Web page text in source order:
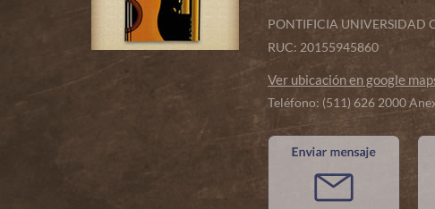
PONTIFICIA UNIVERSIDAD
RUC: 20155945860
Ver ubicación en google
Teléfono: (511) 626 2000